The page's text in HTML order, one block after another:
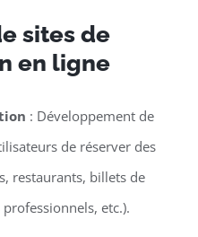
sites de
en ligne
: Développement de
de réserver des
restaurants, billets de
etc.).